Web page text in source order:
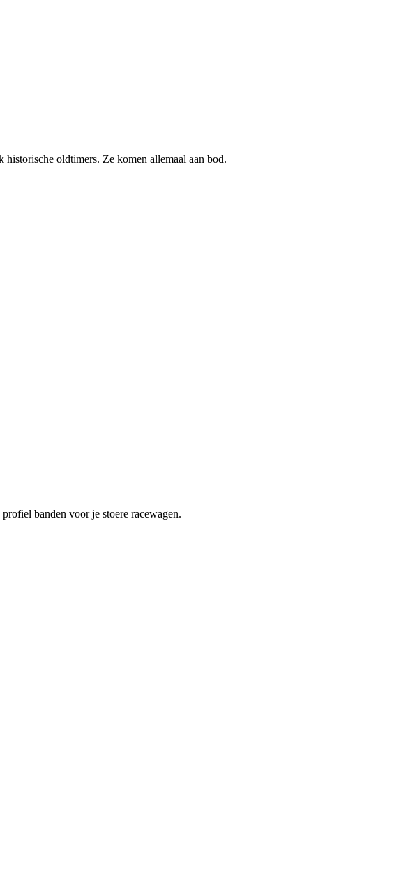
oldtimers. Ze komen allemaal aan bod.
banden voor je stoere racewagen.